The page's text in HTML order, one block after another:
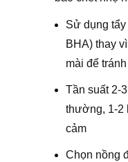
Sử dụng
BHA) thay
mài để
Tần suất 2-
thường, 1-2
cảm
Chọn nồng